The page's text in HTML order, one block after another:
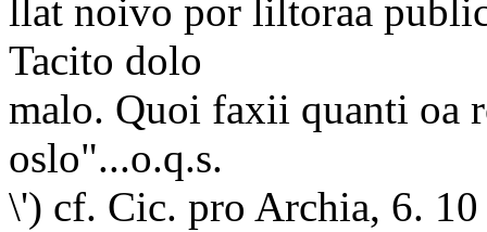
llat noivo por liltoraa
Tacito dolo
malo. Quoi faxii quanti oa
oslo"...o.q.s.
\') cf. Cic. pro Archia, 6.